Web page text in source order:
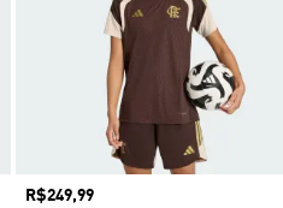
Preço
R$249,99